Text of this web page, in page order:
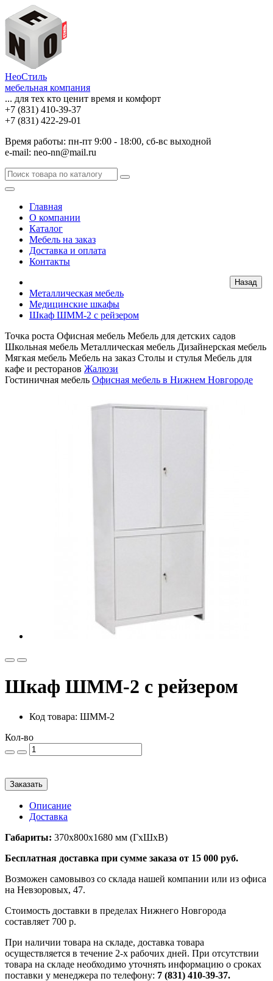
НеоСтиль
мебельная компания
... для тех кто ценит время и комфорт
+7 (831) 410-39-37
+7 (831) 422-29-01
Время работы: пн-пт 9:00 - 18:00, сб-вс выходной
e-mail: neo-nn@mail.ru
Главная
О компании
Каталог
Мебель на заказ
Доставка и оплата
Контакты
Металлическая мебель
Медицинские шкафы
Шкаф ШММ-2 с рейзером
Точка роста Офисная мебель Мебель для детских садов
Школьная мебель Металлическая мебель Дизайнерская мебель
Мягкая мебель Мебель на заказ Столы и стулья Мебель для
кафе и ресторанов Жалюзи
Гостиничная мебель Офисная мебель в Нижнем Новгороде
Шкаф ШММ-2 с рейзером
Код товара: ШММ-2
Кол-во
Заказать
Описание
Доставка
Габариты: 370х800х1680 мм (ГхШхВ)
Бесплатная доставка при сумме заказа от 15 000 руб.
Возможен самовывоз со склада нашей компании или из офиса
на Невзоровых, 47.
Стоимость доставки в пределах Нижнего Новгорода
составляет 700 р.
При наличии товара на складе, доставка товара
осуществляется в течение 2-х рабочих дней. При отсутствии
товара на складе необходимо уточнять информацию о сроках
поставки у менеджера по телефону: 7 (831) 410-39-37.